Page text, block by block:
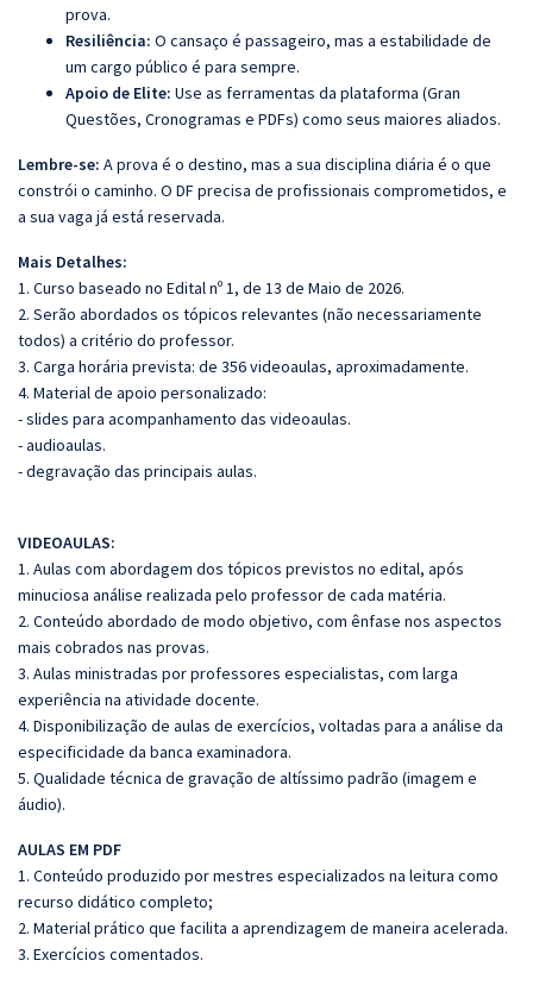
prova.
Resiliência: O cansaço é passageiro, mas a estabilidade de
um cargo público é para sempre.
Apoio de Elite: Use as ferramentas da plataforma (Gran
Questões, Cronogramas e PDFs) como seus maiores aliados.
Lembre-se: A prova é o destino, mas a sua disciplina diária é o que
constrói o caminho. O DF precisa de profissionais comprometidos, e
a sua vaga já está reservada.
Mais Detalhes:
1. Curso baseado no Edital nº 1, de 13 de Maio de 2026.
2. Serão abordados os tópicos relevantes (não necessariamente
todos) a critério do professor.
3. Carga horária prevista: de 356 videoaulas, aproximadamente.
4. Material de apoio personalizado:
- slides para acompanhamento das videoaulas.
- audioaulas.
- degravação das principais aulas.
VIDEOAULAS:
1. Aulas com abordagem dos tópicos previstos no edital, após
minuciosa análise realizada pelo professor de cada matéria.
2. Conteúdo abordado de modo objetivo, com ênfase nos aspectos
mais cobrados nas provas.
3. Aulas ministradas por professores especialistas, com larga
experiência na atividade docente.
4. Disponibilização de aulas de exercícios, voltadas para a análise da
especificidade da banca examinadora.
5. Qualidade técnica de gravação de altíssimo padrão (imagem e
áudio).
AULAS EM PDF
1. Conteúdo produzido por mestres especializados na leitura como
recurso didático completo;
2. Material prático que facilita a aprendizagem de maneira acelerada.
3. Exercícios comentados.